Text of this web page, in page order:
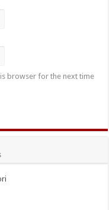
browser for the next time